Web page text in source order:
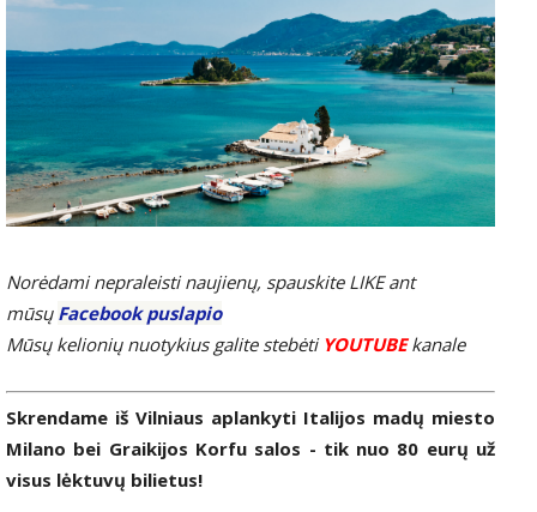
Norėdami nepraleisti naujienų, spauskite LIKE ant
mūsų Facebook puslapio
Mūsų kelionių nuotykius galite stebėti YOUTUBEkanale
Skrendame iš Vilniaus aplankyti Italijos madų miesto
Milano bei Graikijos Korfu salos - tik nuo 80 eurų už
visus lėktuvų bilietus!